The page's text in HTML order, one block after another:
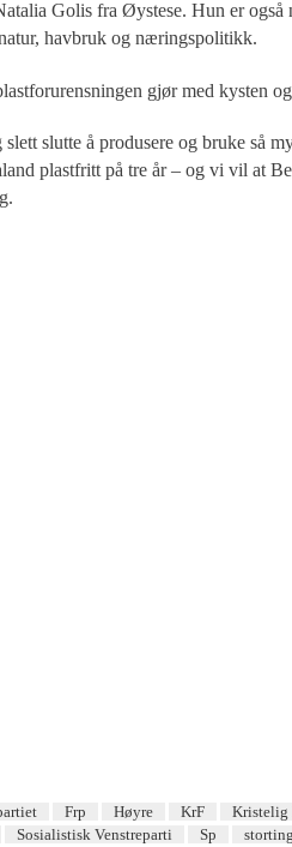
Golis fra Øystese. Hun er også
havbruk og næringspolitikk.
gjør med kysten
slutte å produsere og bruke så
plastfritt på tre år – og vi vil at
Frp Høyre KrF Kristelig
Sosialistisk Venstreparti Sp